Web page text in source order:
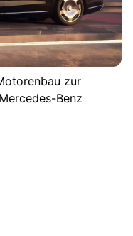
zur
Benz